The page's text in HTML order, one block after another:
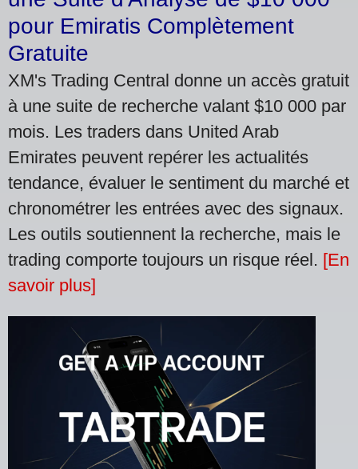
pour Emiratis Complètement
Gratuite
XM's Trading Central donne un accès gratuit
à une suite de recherche valant $10 000 par
mois. Les traders dans United Arab
Emirates peuvent repérer les actualités
tendance, évaluer le sentiment du marché et
chronométrer les entrées avec des signaux.
Les outils soutiennent la recherche, mais le
trading comporte toujours un risque réel. [En
savoir plus]